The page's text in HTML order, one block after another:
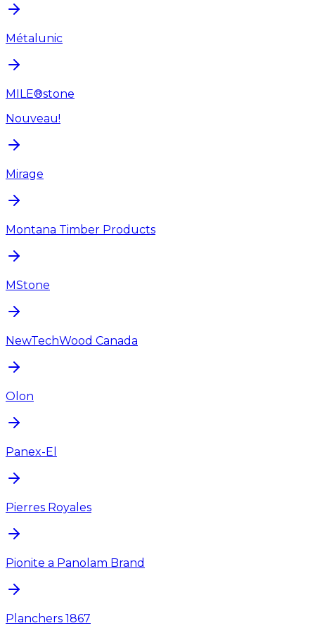
Métalunic
MILE®stone
Nouveau!
Mirage
Montana Timber Products
MStone
NewTechWood Canada
Olon
Panex-El
Pierres Royales
Pionite a Panolam Brand
Planchers 1867